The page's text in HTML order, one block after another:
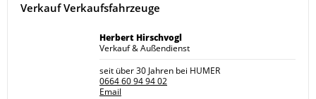
Verkauf Verkaufsfahrzeuge
Herbert Hirschvogl
Verkauf & Außendienst
seit über 30 Jahren bei HUMER
0664 60 94 94 02
Email